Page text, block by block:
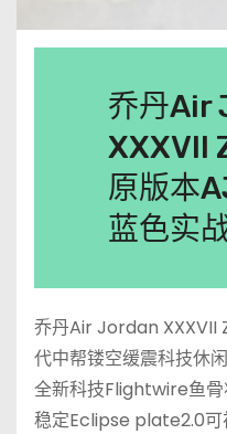
乔丹Air
XXXVII
原版本
蓝色实
乔丹Air Jordan XXXVII
代中帮镂空缓震科技休
全新科技Flightwire鱼
稳定Eclipse plate2.0可